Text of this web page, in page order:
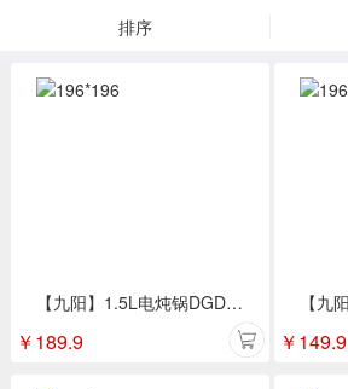
排序
【九阳】1.5L电炖锅DGD1505AM
￥189.9 ￥149.9